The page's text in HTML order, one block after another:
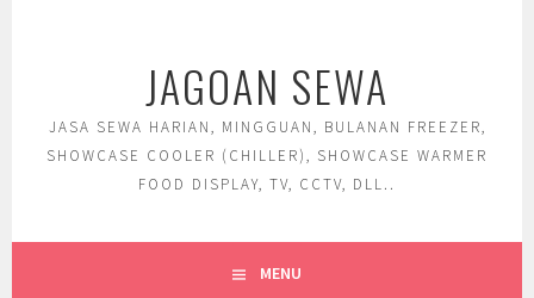
JAGOAN SEWA
JASA SEWA HARIAN, MINGGUAN, BULANAN FREEZER,
SHOWCASE COOLER (CHILLER), SHOWCASE WARMER
FOOD DISPLAY, TV, CCTV, DLL..
MENU